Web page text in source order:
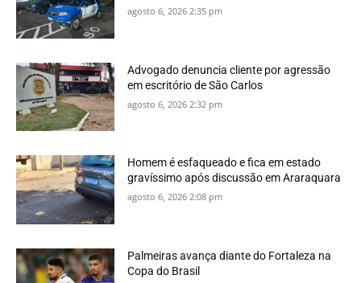
agosto 6, 2026 2:35 pm
Advogado denuncia cliente por agressão
em escritório de São Carlos
agosto 6, 2026 2:32 pm
Homem é esfaqueado e fica em estado
gravíssimo após discussão em Araraquara
agosto 6, 2026 2:08 pm
Palmeiras avança diante do Fortaleza na
Copa do Brasil